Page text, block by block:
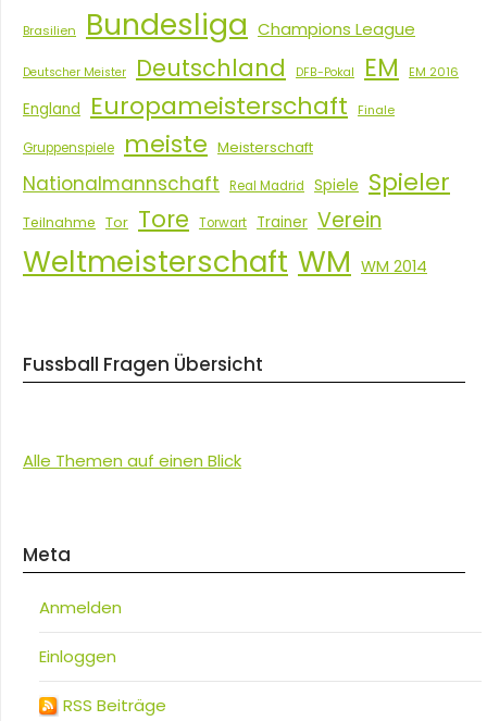
Brasilien Bundesliga Champions League
Deutscher Meister Deutschland DFB-Pokal EM EM 2016
England Europameisterschaft Finale
Gruppenspiele meiste Meisterschaft
Nationalmannschaft Real Madrid Spiele Spieler
Teilnahme Tor Tore Torwart Trainer Verein
Weltmeisterschaft WM WM 2014
Fussball Fragen Übersicht
Alle Themen auf einen Blick
Meta
Anmelden
Einloggen
RSS Beiträge